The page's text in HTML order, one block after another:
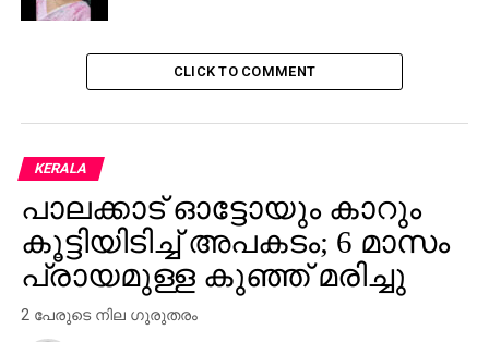
CLICK TO COMMENT
KERALA
പാലക്കാട് ഓട്ടോയും കാറും
കൂട്ടിയിടിച്ച് അപകടം; 6 മാസം
പ്രായമുള്ള കുഞ്ഞ് മരിച്ചു
2 പേരുടെ നില ഗുരുതരം